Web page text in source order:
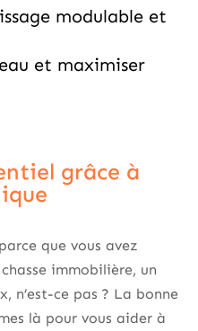
modulable et
et maximiser
grâce à
que vous avez
immobilière, un
n’est-ce pas ? La bonne
là pour vous aider à